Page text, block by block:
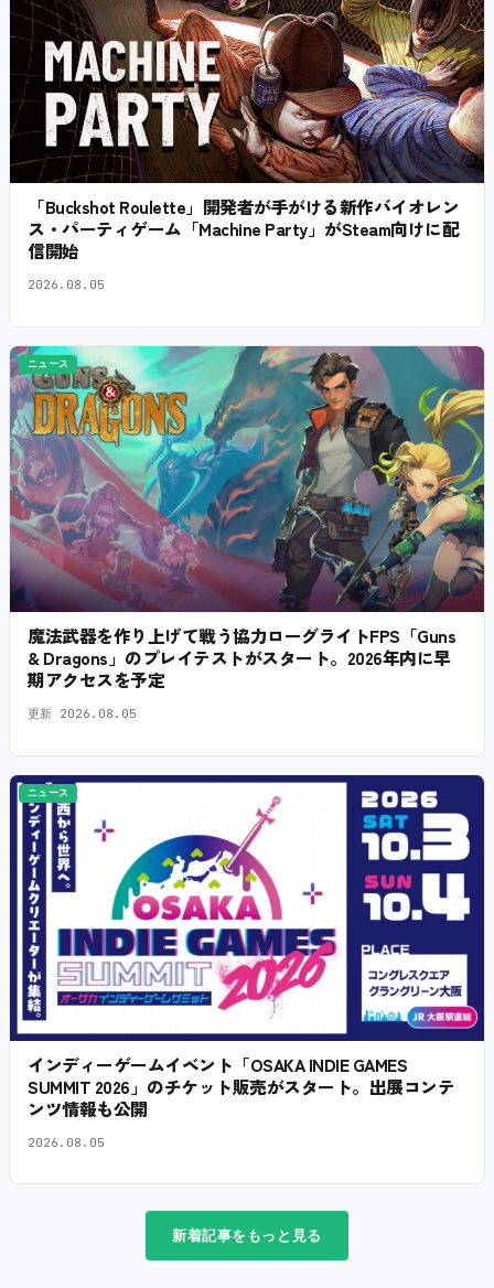
「Buckshot Roulette」開発者が手がける新作バイオレン
ス・パーティゲーム「Machine Party」がSteam向けに配
信開始
2026.08.05
ニュース
魔法武器を作り上げて戦う協力ローグライトFPS「Guns
& Dragons」のプレイテストがスタート。2026年内に早
期アクセスを予定
更新 2026.08.05
ニュース
インディーゲームイベント「OSAKA INDIE GAMES
SUMMIT 2026」のチケット販売がスタート。出展コンテ
ンツ情報も公開
2026.08.05
新着記事をもっと見る